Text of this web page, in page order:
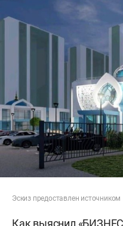
Эскиз предоставлен источником